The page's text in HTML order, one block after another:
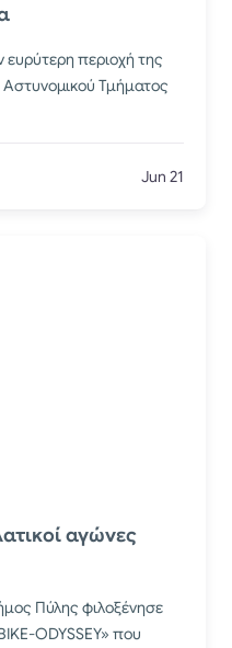
περιοχή της
Τμήματος
Jun 21
αγώνες
Πύλης φιλοξένησε
ODYSSEY» που